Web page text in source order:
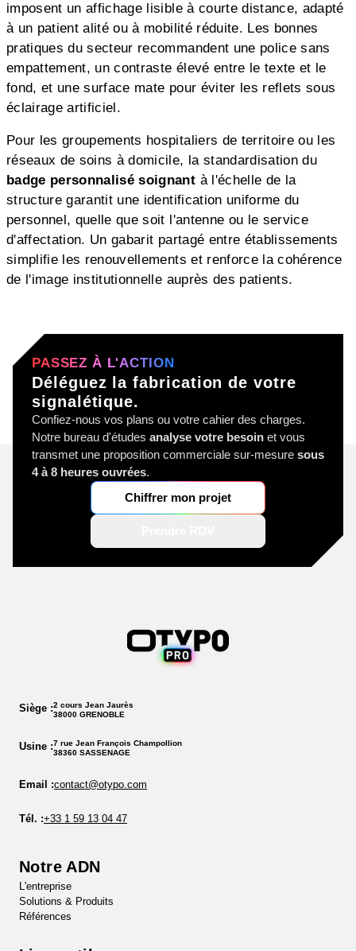
imposent un affichage lisible à courte distance, adapté
à un patient alité ou à mobilité réduite. Les bonnes
pratiques du secteur recommandent une police sans
empattement, un contraste élevé entre le texte et le
fond, et une surface mate pour éviter les reflets sous
éclairage artificiel.
Pour les groupements hospitaliers de territoire ou les
réseaux de soins à domicile, la standardisation du
badge personnalisé soignant à l'échelle de la
structure garantit une identification uniforme du
personnel, quelle que soit l'antenne ou le service
d'affectation. Un gabarit partagé entre établissements
simplifie les renouvellements et renforce la cohérence
de l'image institutionnelle auprès des patients.
PASSEZ À L'ACTION
Déléguez la fabrication de votre
signalétique.
Confiez-nous vos plans ou votre cahier des charges.
Notre bureau d'études analyse votre besoin et vous
transmet une proposition commerciale sur-mesure sous
4 à 8 heures ouvrées.
Chiffrer mon projet
Siège :2 cours Jean Jaurès
38000 GRENOBLE
Usine :7 rue Jean François Champollion
38360 SASSENAGE
Email :contact@otypo.com
Tél. :+33 1 59 13 04 47
Notre ADN
L'entreprise
Solutions & Produits
Références